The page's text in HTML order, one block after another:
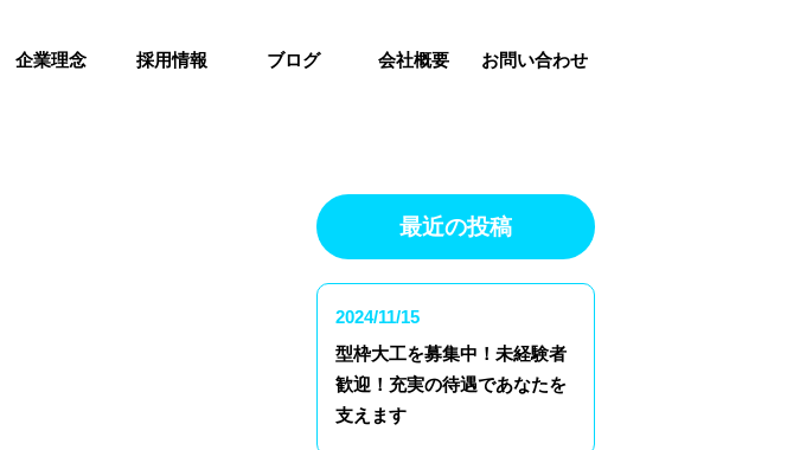
企業理念 採用情報 ブログ 会社概要 お問い合わせ
最近の投稿
2024/11/15
型枠大工を募集中！未経験者
歓迎！充実の待遇であなたを
支えます